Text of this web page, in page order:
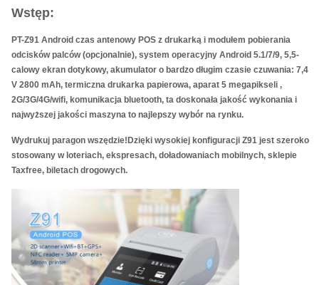
Wstęp:
PT-Z91 Android czas antenowy POS z drukarką i modułem pobierania
odcisków palców (opcjonalnie), system operacyjny Android 5.1/7/9, 5,5-
calowy ekran dotykowy, akumulator o bardzo długim czasie czuwania: 7,4
V 2800 mAh, termiczna drukarka papierowa, aparat 5 megapikseli ,
2G/3G/4G/wifi, komunikacja bluetooth, ta doskonała jakość wykonania i
najwyższej jakości maszyna to najlepszy wybór na rynku.
Wydrukuj paragon wszędzie!Dzięki wysokiej konfiguracji Z91 jest szeroko
stosowany w loteriach, ekspresach, doładowaniach mobilnych, sklepie
Taxfree, biletach drogowych.